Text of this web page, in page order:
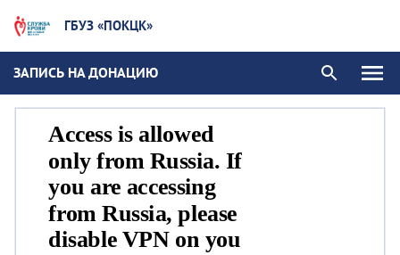
ГБУЗ «ПОКЦК»
ЗАПИСЬ НА ДОНАЦИЮ